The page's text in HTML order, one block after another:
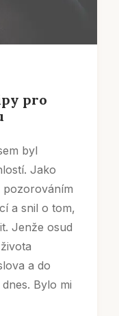
pro
byl
Jako
pozorováním
a snil o tom,
Jenže osud
a do
Bylo mi